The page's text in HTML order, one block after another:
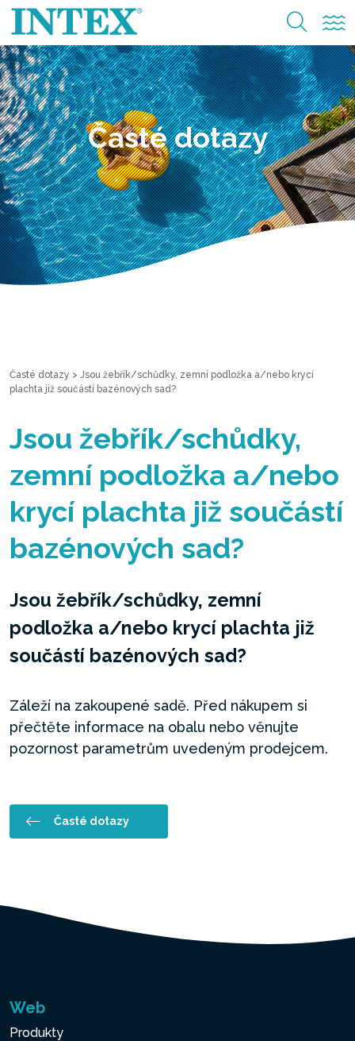
Časté dotazy
Časté dotazy > Jsou žebřík/schůdky, zemní podložka a/nebo krycí
plachta již součástí bazénových sad?
Jsou žebřík/schůdky,
zemní podložka a/nebo
krycí plachta již součástí
bazénových sad?
Jsou žebřík/schůdky, zemní
podložka a/nebo krycí plachta již
součástí bazénových sad?
Záleží na zakoupené sadě. Před nákupem si
přečtěte informace na obalu nebo věnujte
pozornost parametrům uvedeným prodejcem.
Časté dotazy
Web
Produkty